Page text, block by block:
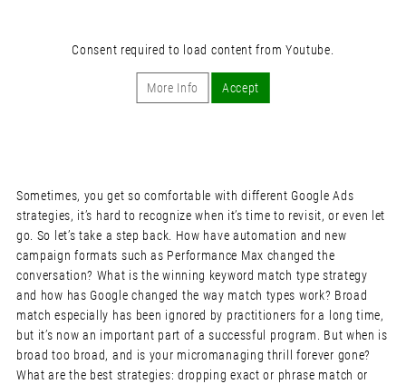
Consent required to load content from Youtube.
More Info Accept
Sometimes, you get so comfortable with different Google Ads
strategies, it’s hard to recognize when it’s time to revisit, or even let
go. So let’s take a step back. How have automation and new
campaign formats such as Performance Max changed the
conversation? What is the winning keyword match type strategy
and how has Google changed the way match types work? Broad
match especially has been ignored by practitioners for a long time,
but it’s now an important part of a successful program. But when is
broad too broad, and is your micromanaging thrill forever gone?
What are the best strategies: dropping exact or phrase match or